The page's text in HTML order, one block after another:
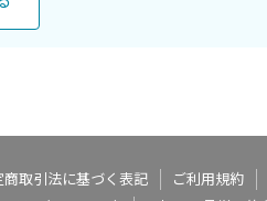
商取引法に基づく表記 ご利用規約